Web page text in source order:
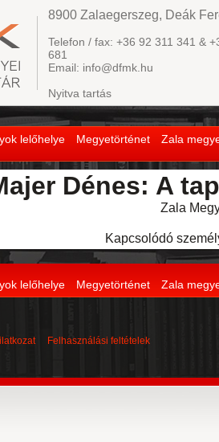
lelőhelye Megyetörténet Zala
8900 Zalaegerszeg, Deák
Telefon / fax: +36 92 311 341 &
681
Email: info@dfmk.hu
Nyitva tartás
Dénes: A
Zala
Kapcsolódó
lelőhelye Megyetörténet Zala
Felhasználási feltételek